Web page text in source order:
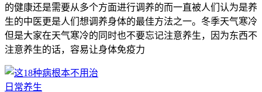
的健康还是需要从多个方面进行调养的而一直被人们认为是养
生的中医更是人们想调养身体的最佳方法之一。冬季天气寒冷
但是大家在天气寒冷的同时也不要忘记注意养生，因为东西不
注意养生的话，容易让身体免疫力
日常养生